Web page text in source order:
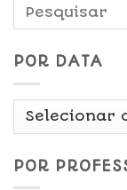
POR DATA
Por
POR